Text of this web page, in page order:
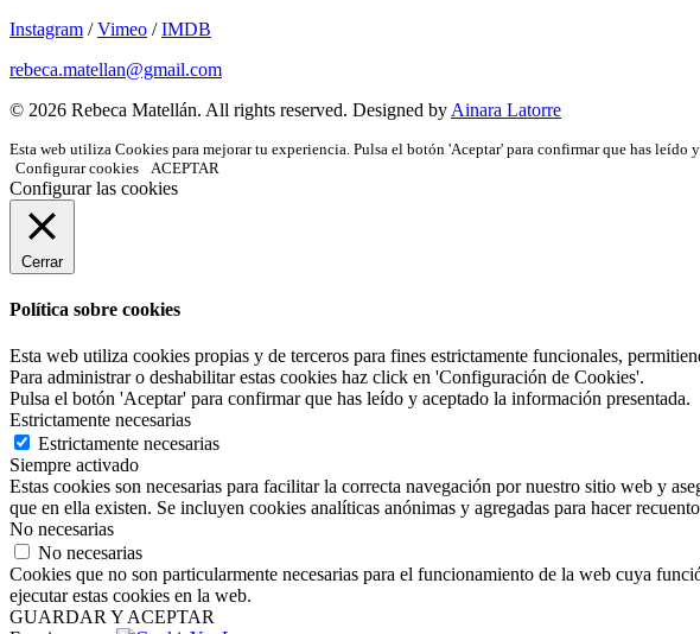
Instagram /Vimeo /IMDB
rebeca.matellan@gmail.com
© 2026 Rebeca Matellán. All rights reserved. Designed by Ainara Latorre
Esta web utiliza Cookies para mejorar tu experiencia. Pulsa el botón 'Aceptar' para confirmar que has
Configurar cookies
ACEPTAR
Configurar las cookies
Cerrar
Política sobre cookies
Esta web utiliza cookies propias y de terceros para fines estrictamente funcionales,
Para administrar o deshabilitar estas cookies haz click en 'Configuración de Cookies'.
Pulsa el botón 'Aceptar' para confirmar que has leído y aceptado la información presentada.
Estrictamente necesarias
Estrictamente necesarias
Siempre activado
Estas cookies son necesarias para facilitar la correcta navegación por nuestro sitio web y
que en ella existen. Se incluyen cookies analíticas anónimas y agregadas para hacer
No necesarias
No necesarias
Cookies que no son particularmente necesarias para el funcionamiento de la web cuya
ejecutar estas cookies en la web.
GUARDAR Y ACEPTAR